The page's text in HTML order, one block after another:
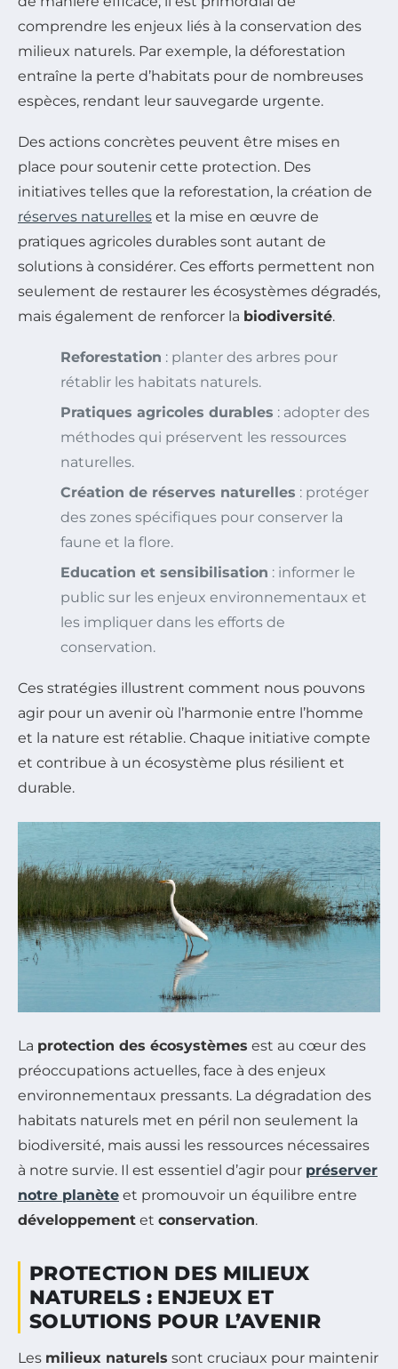
comprendre les enjeux liés à la conservation des
milieux naturels. Par exemple, la déforestation
entraîne la perte d’habitats pour de nombreuses
espèces, rendant leur sauvegarde urgente.
Des actions concrètes peuvent être mises en
place pour soutenir cette protection. Des
initiatives telles que la reforestation, la création de
réserves naturelles et la mise en œuvre de
pratiques agricoles durables sont autant de
solutions à considérer. Ces efforts permettent non
seulement de restaurer les écosystèmes dégradés,
mais également de renforcer la biodiversité.
Reforestation : planter des arbres pour
rétablir les habitats naturels.
Pratiques agricoles durables : adopter des
méthodes qui préservent les ressources
naturelles.
Création de réserves naturelles : protéger
des zones spécifiques pour conserver la
faune et la flore.
Education et sensibilisation : informer le
public sur les enjeux environnementaux et
les impliquer dans les efforts de
conservation.
Ces stratégies illustrent comment nous pouvons
agir pour un avenir où l’harmonie entre l’homme
et la nature est rétablie. Chaque initiative compte
et contribue à un écosystème plus résilient et
durable.
La protection des écosystèmes est au cœur des
préoccupations actuelles, face à des enjeux
environnementaux pressants. La dégradation des
habitats naturels met en péril non seulement la
biodiversité, mais aussi les ressources nécessaires
à notre survie. Il est essentiel d’agir pour préserver
notre planète et promouvoir un équilibre entre
développement et conservation.
PROTECTION DES MILIEUX
NATURELS : ENJEUX ET
SOLUTIONS POUR L’AVENIR
Les milieux naturels sont cruciaux pour maintenir